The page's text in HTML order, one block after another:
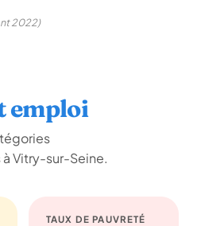
2022)
emploi
Vitry-sur-Seine.
TAUX DE PAUVRETÉ